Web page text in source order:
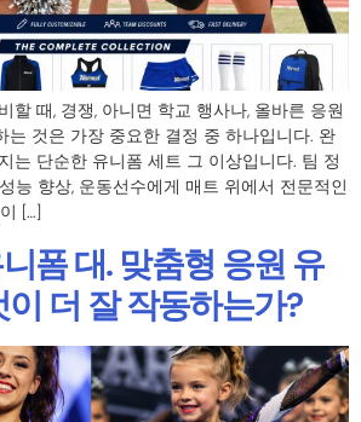
할 때, 경쟁, 아니면 학교 행사나, 올바른 응원
는 것은 가장 중요한 결정 중 하나입니다. 완
는 단순한 유니폼 세트 그 이상입니다. 팀 정
능 향상, 운동선수에게 매트 위에서 전문적인
[…]
폼 대. 맞춤형 응원 유
이 더 잘 작동하는가?